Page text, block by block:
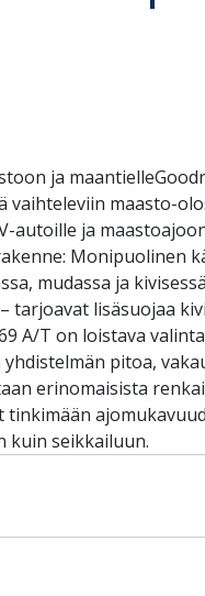
ja
maasto-
autoille ja
Monipuolinen
mudassa ja
lisäsuojaa
A/T on loistava
pitoa,
erinomaisista
kuin seikkailuun.